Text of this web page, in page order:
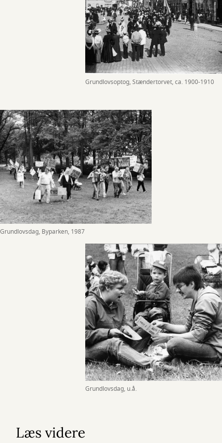
Grundlovsoptog, Stændertorvet, ca. 1900-1910
Grundlovsdag, Byparken, 1987
Grundlovsdag, u.å.
Læs videre